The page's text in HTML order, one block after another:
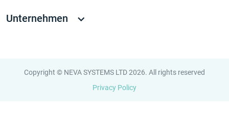
Unternehmen
Copyright © NEVA SYSTEMS LTD 2026. All rights reserved
Privacy Policy